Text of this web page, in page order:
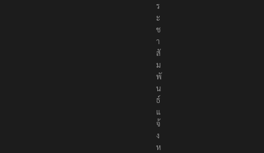
ร
ะ
ช
า
สั
ม
พั
น
ธ์
แ
จ้
ง
ห